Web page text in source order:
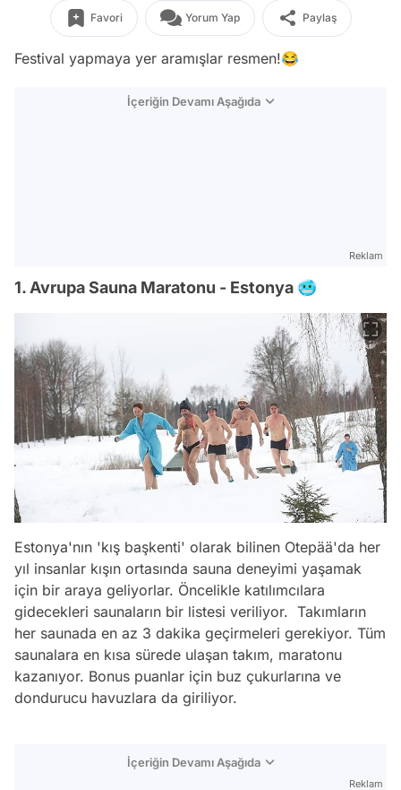
Favori Yorum Yap Paylaş
Festival yapmaya yer aramışlar resmen!😂
İçeriğin Devamı Aşağıda
Reklam
1. Avrupa Sauna Maratonu - Estonya 🥶
Estonya'nın 'kış başkenti' olarak bilinen Otepää'da her
yıl insanlar kışın ortasında sauna deneyimi yaşamak
için bir araya geliyorlar. Öncelikle katılımcılara
gidecekleri saunaların bir listesi veriliyor. Takımların
her saunada en az 3 dakika geçirmeleri gerekiyor. Tüm
saunalara en kısa sürede ulaşan takım, maratonu
kazanıyor. Bonus puanlar için buz çukurlarına ve
dondurucu havuzlara da giriliyor.
İçeriğin Devamı Aşağıda
Reklam